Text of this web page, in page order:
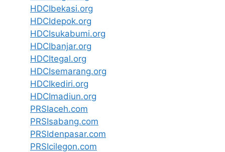
HDCIbekasi.org
HDCIdepok.org
HDCIsukabumi.org
HDCIbanjar.org
HDCItegal.org
HDCIsemarang.org
HDCIkediri.org
HDCImadiun.org
PRSIaceh.com
PRSIsabang.com
PRSIdenpasar.com
PRSIcilegon.com